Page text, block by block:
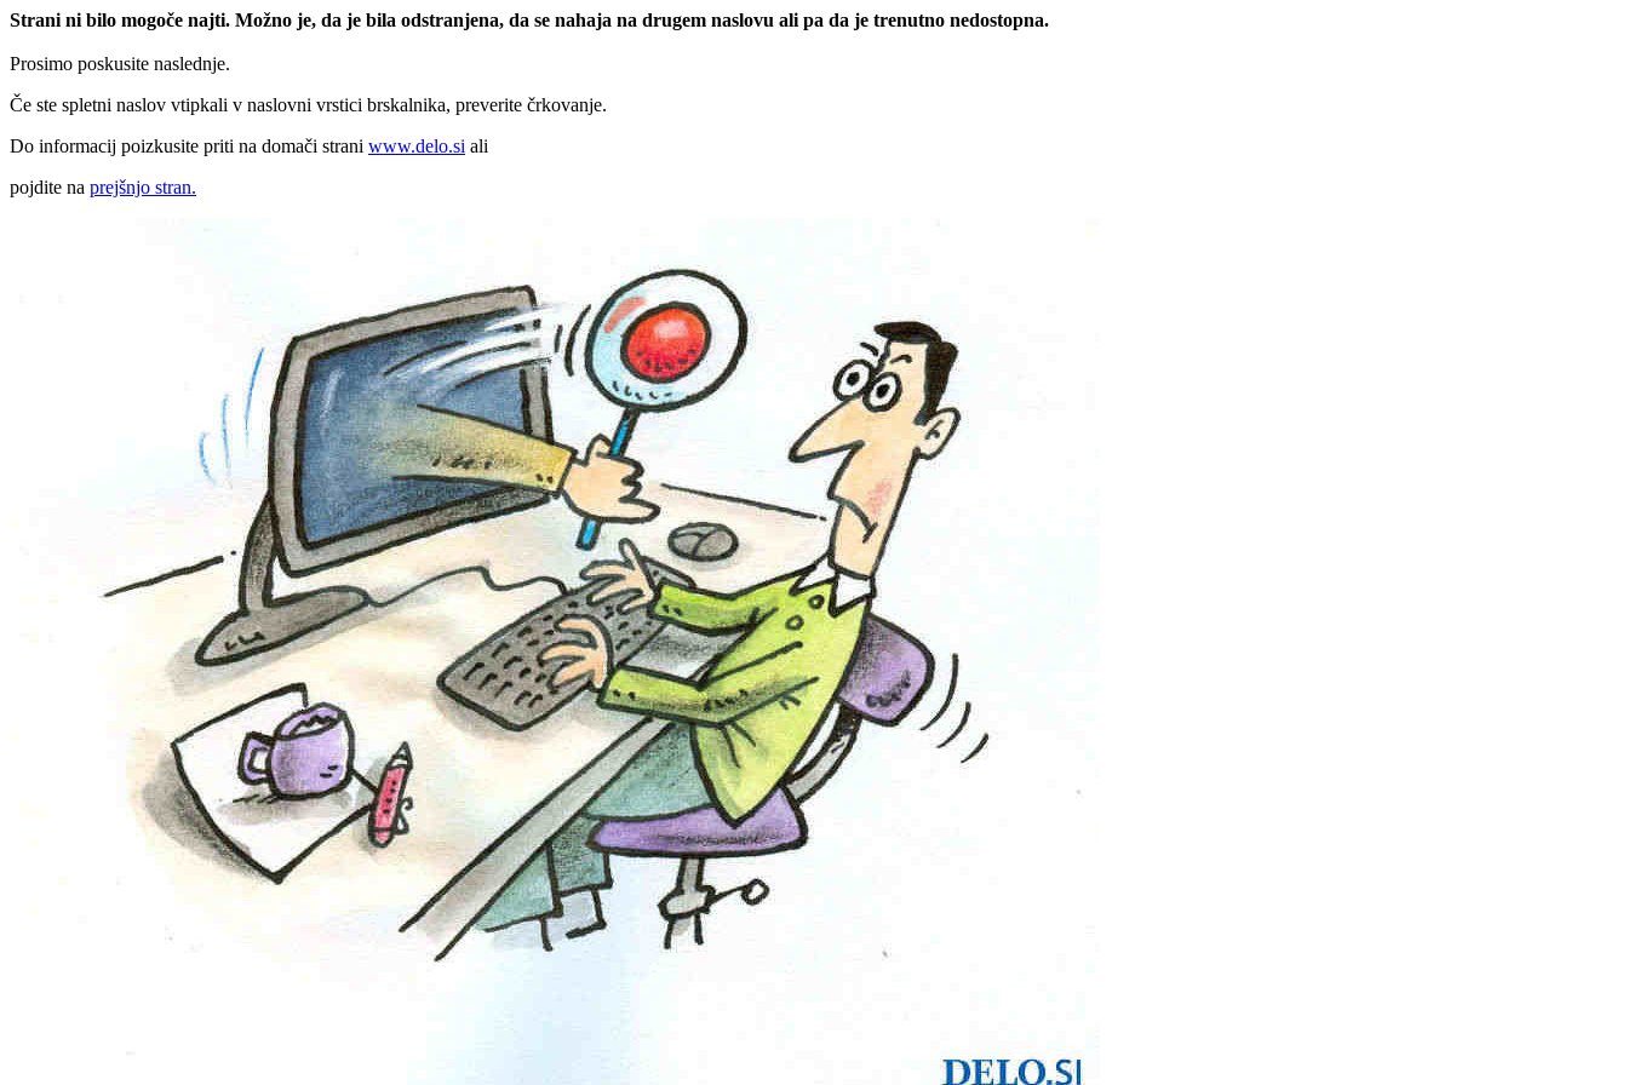
Strani ni bilo mogoče najti. Možno je, da je bila odstranjena, da se nahaja na drugem naslovu ali pa da je trenutno nedostopna.
Prosimo poskusite naslednje.
Če ste spletni naslov vtipkali v naslovni vrstici brskalnika, preverite črkovanje.
Do informacij poizkusite priti na domači strani www.delo.si ali
pojdite na prejšnjo stran.